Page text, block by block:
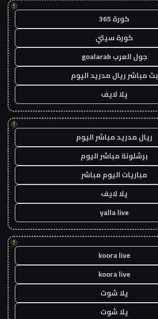
!
كورة 365
كورة سيتي
جول العرب goalarab
بث مباشر ريال مدريد اليوم
يلا لايف
!
ريال مدريد مباشر اليوم
برشلونة مباشر اليوم
مباريات اليوم مباشر
يلا لايف
yalla live
!
koora live
koora live
يلا شوت
يلا شوت